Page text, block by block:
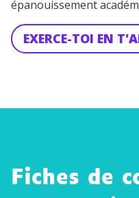
épanouissement
EXERCE-TOI EN
Fiches de